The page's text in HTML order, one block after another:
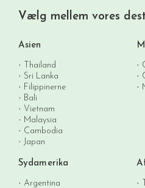
Vælg mellem vores
Asien
Thailand
Sri Lanka
Filippinerne
Bali
Vietnam
Malaysia
Cambodia
Japan
Sydamerika
Argentina